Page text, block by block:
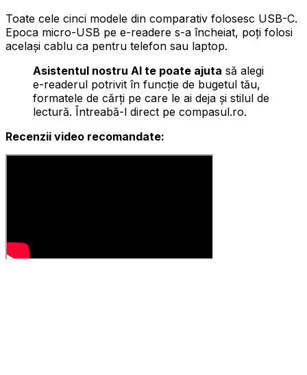
Toate cele cinci modele din comparativ folosesc USB-C.
Epoca micro-USB pe e-readere s-a încheiat, poți folosi
același cablu ca pentru telefon sau laptop.
Asistentul nostru AI te poate ajuta să alegi
e-readerul potrivit în funcție de bugetul tău,
formatele de cărți pe care le ai deja și stilul de
lectură. Întreabă-l direct pe compasul.ro.
Recenzii video recomandate: